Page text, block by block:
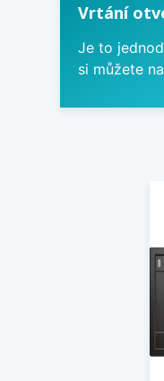
Vrtání
Je to
si můžete